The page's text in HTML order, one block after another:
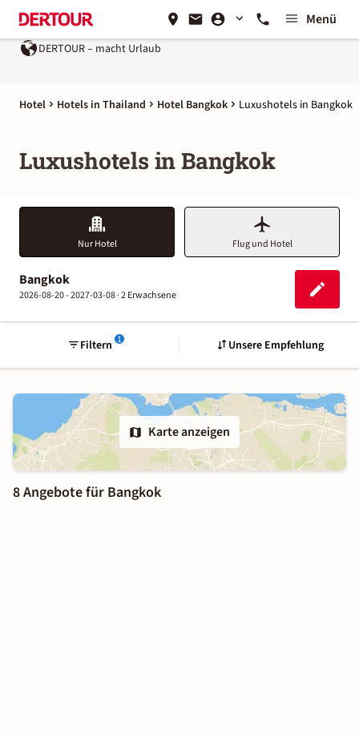
Menü
DERTOUR – macht Urlaub
Hotel Hotels in Thailand Hotel Bangkok Luxushotels in Bangkok
Luxushotels in Bangkok
Nur Hotel Flug und Hotel
Bangkok
2026-08-20 - 2027-03-08 ·2 Erwachsene
1
Filtern Unsere Empfehlung
Karte anzeigen
8 Angebote für Bangkok